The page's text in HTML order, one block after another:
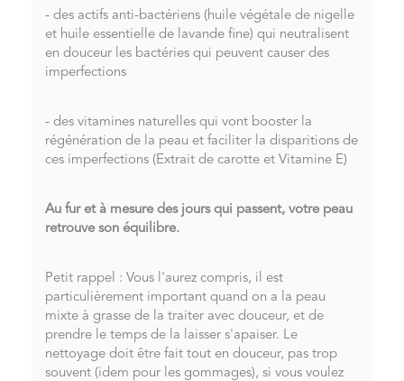
- des actifs anti-bactériens (huile végétale de nigelle
et huile essentielle de lavande fine) qui neutralisent
en douceur les bactéries qui peuvent causer des
imperfections
- des vitamines naturelles qui vont booster la
régénération de la peau et faciliter la disparitions de
ces imperfections (Extrait de carotte et Vitamine E)
Au fur et à mesure des jours qui passent, votre peau
retrouve son équilibre.
Petit rappel : Vous l'aurez compris, il est
particulièrement important quand on a la peau
mixte à grasse de la traiter avec douceur, et de
prendre le temps de la laisser s'apaiser. Le
nettoyage doit être fait tout en douceur, pas trop
souvent (idem pour les gommages), si vous voulez